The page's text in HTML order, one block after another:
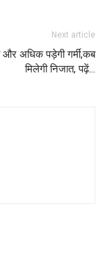
Next article
और अधिक पड़ेगी गर्मी,कब
मिलेगी निजात, पढ़ें…